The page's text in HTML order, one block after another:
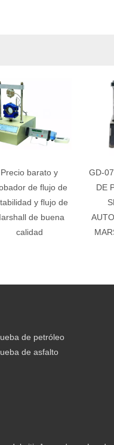
Precio barato y
de flujo de
y flujo de
de buena
calidad
GD-
DE
de petróleo
de asfalto